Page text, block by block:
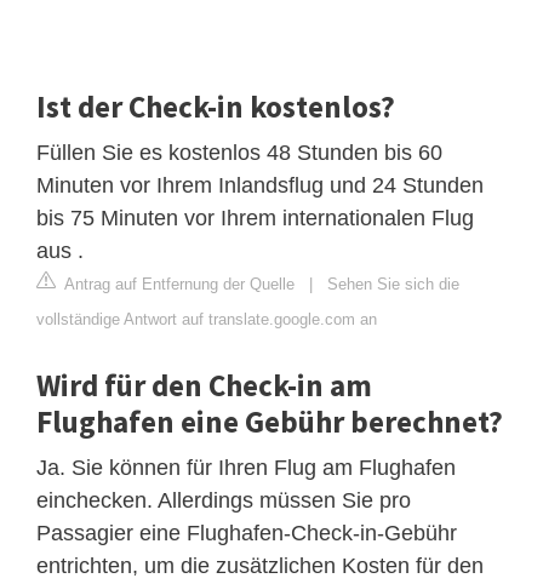
Ist der Check-in kostenlos?
Füllen Sie es kostenlos 48 Stunden bis 60
Minuten vor Ihrem Inlandsflug und 24 Stunden
bis 75 Minuten vor Ihrem internationalen Flug
aus .
Antrag auf Entfernung der Quelle | Sehen Sie sich die
vollständige Antwort auf translate.google.com an
Wird für den Check-in am
Flughafen eine Gebühr berechnet?
Ja. Sie können für Ihren Flug am Flughafen
einchecken. Allerdings müssen Sie pro
Passagier eine Flughafen-Check-in-Gebühr
entrichten, um die zusätzlichen Kosten für den